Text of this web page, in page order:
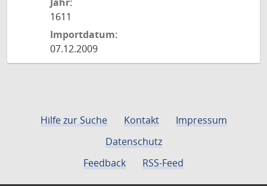
1611
Importdatum:
07.12.2009
Hilfe zur Suche Kontakt
Impressum
Datenschutz
Feedback
RSS-Feed